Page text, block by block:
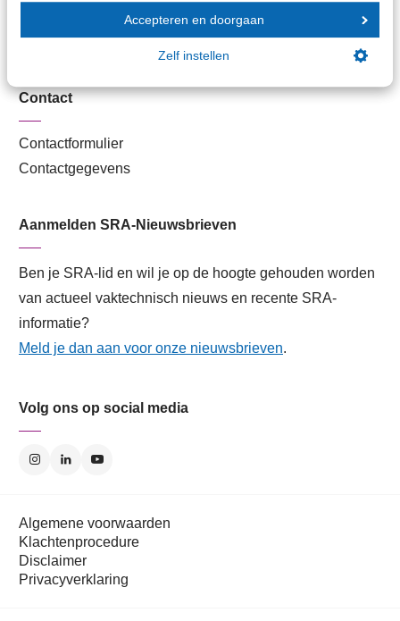
Accepteren en doorgaan
Zelf instellen
Lid worden
Contact
Contactformulier
Contactgegevens
Aanmelden SRA-Nieuwsbrieven
Ben je SRA-lid en wil je op de hoogte gehouden worden
van actueel vaktechnisch nieuws en recente SRA-
informatie?
Meld je dan aan voor onze nieuwsbrieven.
Volg ons op social media
Algemene voorwaarden
Klachtenprocedure
Disclaimer
Privacyverklaring